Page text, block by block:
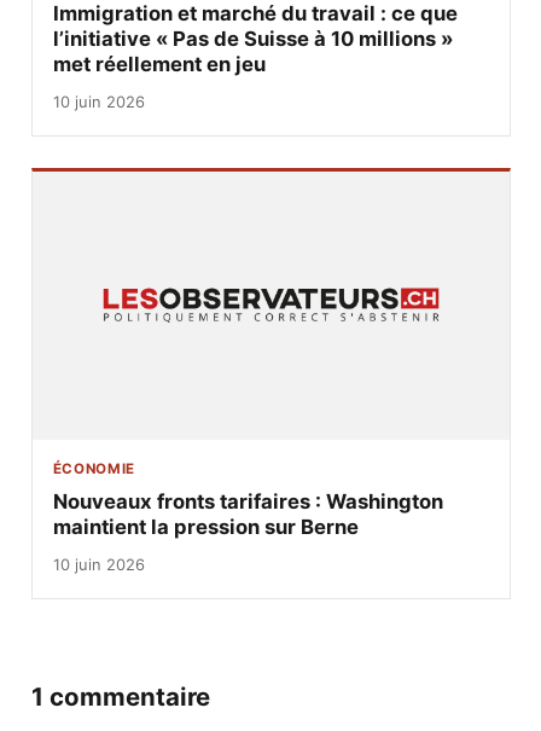
Immigration et marché du travail : ce que
l’initiative « Pas de Suisse à 10 millions »
met réellement en jeu
10 juin 2026
ÉCONOMIE
Nouveaux fronts tarifaires : Washington
maintient la pression sur Berne
10 juin 2026
1 commentaire